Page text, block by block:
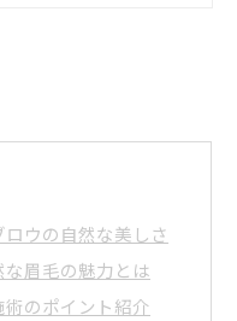
ウの自然な美しさ
眉毛の魅力とは
のポイント紹介